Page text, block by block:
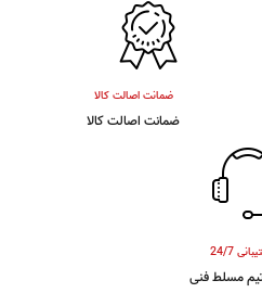
ضمانت اصالت کالا
ضمانت اصالت کالا
24/7
مسلط فنی